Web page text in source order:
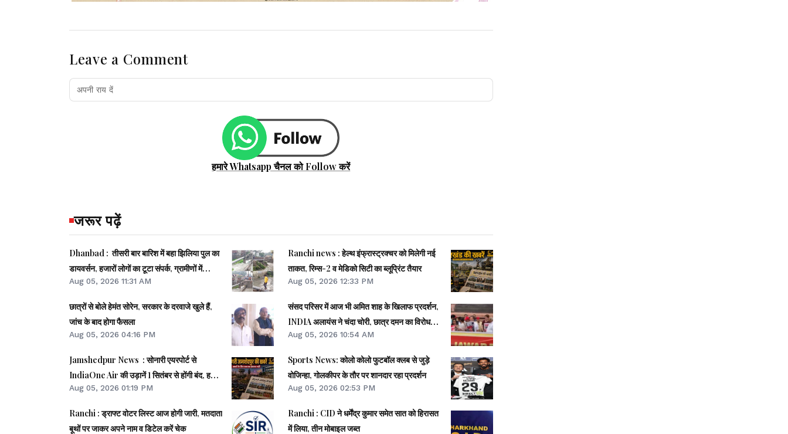
Leave a Comment
हमारे Whatsapp चैनल को Follow करें
जरूर पढ़ें
Dhanbad : तीसरी बार बारिश में बहा झिलिया पुल का
डायवर्सन, हजारों लोगों का टूटा संपर्क, ग्रामीणों में
आक्रोश
Aug 05, 2026 11:31 AM
छात्रों से बोले हेमंत सोरेन, सरकार के दरवाजे खुले हैं,
जांच के बाद होगा फैसला
Aug 05, 2026 04:16 PM
Jamshedpur News : सोनारी एयरपोर्ट से
IndiaOne Air की उड़ानें 1 सितंबर से होंगी बंद, हवाई
कनेक्टिविटी पर फिर संकट
Aug 05, 2026 01:19 PM
Ranchi : ड्राफ्ट वोटर लिस्ट आज होगी जारी, मतदाता
बूथों पर जाकर अपने नाम व डिटेल करें चेक
Ranchi news : हेल्थ इंफ्रास्ट्रक्चर को मिलेगी नई
ताकत, रिम्स-2 व मेडिको सिटी का ब्लूप्रिंट तैयार
Aug 05, 2026 12:33 PM
संसद परिसर में आज भी अमित शाह के खिलाफ प्रदर्शन,
INDIA अलायंस ने चंदा चोरी, छात्र दमन का विरोध
किया
Aug 05, 2026 10:54 AM
Sports News: कोलो कोलो फुटबॉल क्लब से जुड़े
वोजिन्हा, गोलकीपर के तौर पर शानदार रहा प्रदर्शन
Aug 05, 2026 02:53 PM
Ranchi : CID ने धर्मेंद्र कुमार समेत सात को हिरासत
में लिया, तीन मोबाइल जब्त